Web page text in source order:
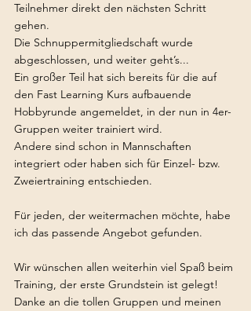
Teilnehmer direkt den nächsten Schritt
gehen.
Die Schnuppermitgliedschaft wurde
abgeschlossen, und weiter geht’s...
Ein großer Teil hat sich bereits für die auf
den Fast Learning Kurs aufbauende
Hobbyrunde angemeldet, in der nun in 4er-
Gruppen weiter trainiert wird.
Andere sind schon in Mannschaften
integriert oder haben sich für Einzel- bzw.
Zweiertraining entschieden.
Für jeden, der weitermachen möchte, habe
ich das passende Angebot gefunden.
Wir wünschen allen weiterhin viel Spaß beim
Training, der erste Grundstein ist gelegt!
Danke an die tollen Gruppen und meinen